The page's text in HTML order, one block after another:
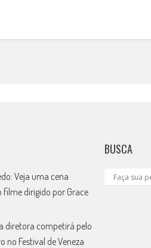
Veja uma cena
filme dirigido por Grace
diretora competirá pelo
no Festival de Veneza
BUSCA